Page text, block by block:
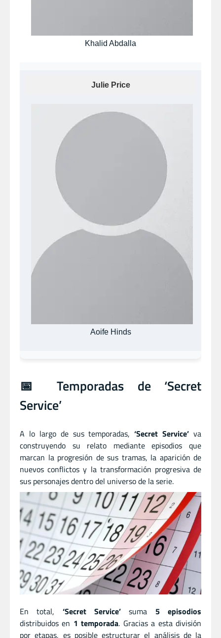
Khalid Abdalla
Julie Price
Aoife Hinds
📅 Temporadas de ‘Secret
Service’
A lo largo de sus temporadas,‘Secret Service’ va
construyendo su relato mediante episodios que
marcan la progresión de sus tramas, la aparición de
nuevos conflictos y la transformación progresiva de
sus personajes dentro del universo de la serie.
En total, ‘Secret Service’ suma 5 episodios
distribuidos en 1 temporada. Gracias a esta división
por etapas, es posible estructurar el análisis de la